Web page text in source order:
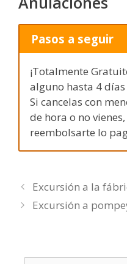
Pasos a seguir
¡Totalmente
alguno hasta 4
Si cancelas con
de hora o no
reembolsarte lo
Excursión a la
Excursión a